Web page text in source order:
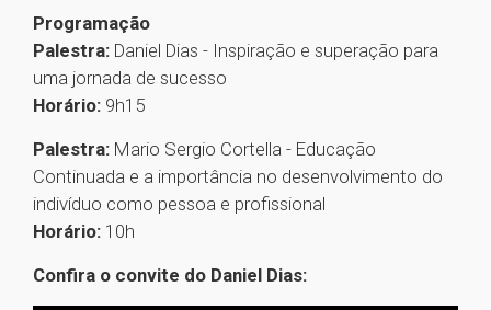
Programação
Palestra: Daniel Dias - Inspiração e superação para
uma jornada de sucesso
Horário: 9h15
Palestra: Mario Sergio Cortella - Educação
Continuada e a importância no desenvolvimento do
indivíduo como pessoa e profissional
Horário: 10h
Confira o convite do Daniel Dias: